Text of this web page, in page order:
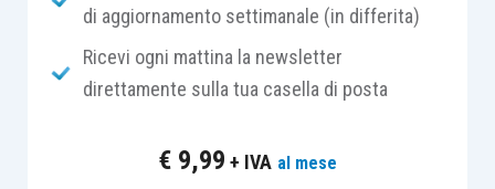
Rallenta l’economia
tedesca nel terzo
il PIL tedesco è
di aggiornamento settimanale (in differita)
Ricevi ogni mattina la newsletter
direttamente sulla tua casella di posta
€ 9,99 + IVA al mese